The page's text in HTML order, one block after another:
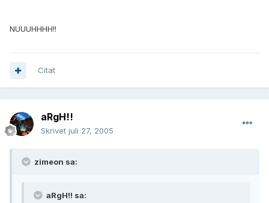
NUUUHHHH!!
Citat
aRgH!!
Skrivet juli 27, 2005
zimeon sa:
aRgH!! sa: